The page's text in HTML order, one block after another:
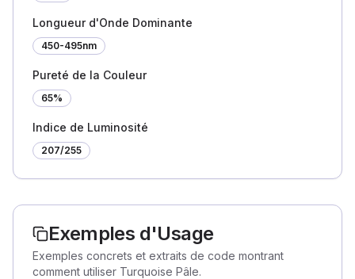
Longueur d'Onde Dominante
450-495nm
Pureté de la Couleur
65%
Indice de Luminosité
207/255
Exemples d'Usage
Exemples concrets et extraits de code montrant
comment utiliser Turquoise Pâle.